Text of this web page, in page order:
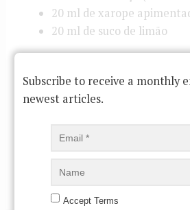
20 ml de xarope
20 ml de suco de limão
de açúcar, 1 copo de água e
pimenta sem semente. Deixe
e engarrafe. Armazene na
Para preparar o drink, bata todos
Subscribe to receive a monthly
newest articles.
Accept Terms